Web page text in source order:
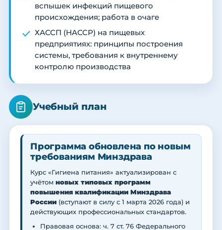
вспышек инфекций пищевого
происхождения; работа в очаге
ХАССП (HACCP) на пищевых
предприятиях: принципы построения
системы, требования к внутреннему
контролю производства
Учебный план
Программа обновлена по новым
требованиям Минздрава
Курс «Гигиена питания» актуализирован с
учётом новых типовых программ
повышения квалификации Минздрава
России (вступают в силу с 1 марта 2026 года) и
действующих профессиональных стандартов.
Правовая основа: ч. 7 ст. 76 Федерального